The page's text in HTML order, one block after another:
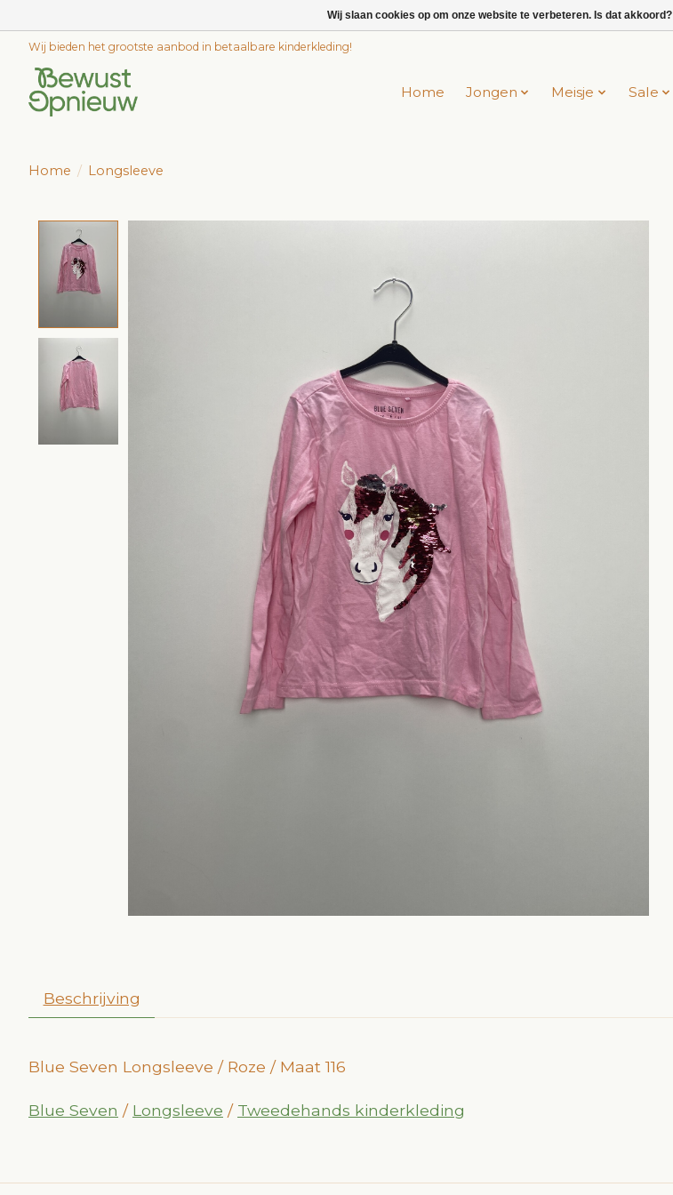
Wij bieden het grootste aanbod in betaalbare kinderkleding!
Home Jongen Meisje Sale
Home / Longsleeve
Beschrijving
Blue Seven Longsleeve / Roze / Maat 116
Blue Seven / Longsleeve / Tweedehands kinderkleding
Wij slaan cookies op om onze website te verbeteren. Is dat akkoord?